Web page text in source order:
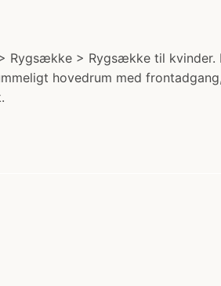
> Rygsække til kvinder.
hovedrum med